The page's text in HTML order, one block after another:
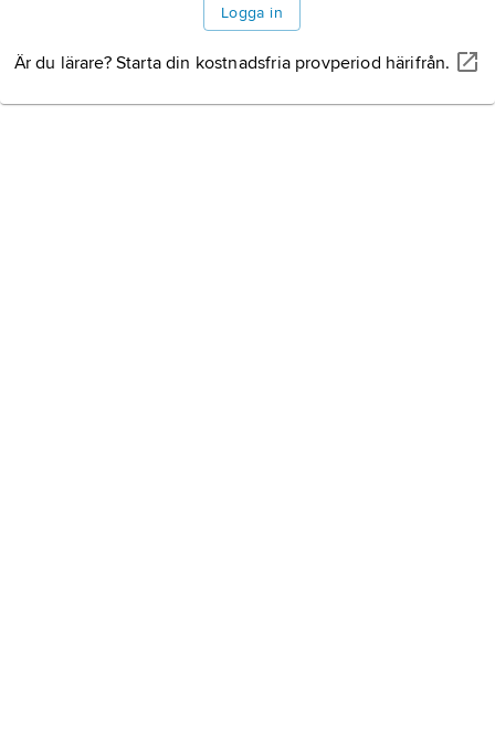
Logga in
Är du lärare? Starta din kostnadsfria provperiod härifrån.